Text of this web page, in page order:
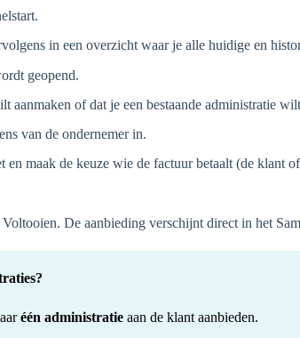
in een overzicht waar je alle huidige en
geopend.
aanmaken of dat je een bestaande administratie
van de ondernemer in.
maak de keuze wie de factuur betaalt (de klant
De aanbieding verschijnt direct in het
één administratieaan de klant aanbieden.